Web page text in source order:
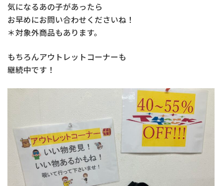
気になるあの子があったら
お早めにお問い合わせくださいね！
＊対象外商品もあります。
もちろんアウトレットコーナーも
継続中です！